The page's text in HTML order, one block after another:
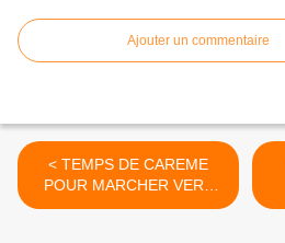
Ajouter un commentaire
< TEMPS DE CAREME
POUR MARCHER VERS
PAQUES